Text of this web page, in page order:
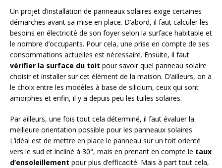
Un projet d’installation de panneaux solaires exige certaines
démarches avant sa mise en place. D’abord, il faut calculer les
besoins en électricité de son foyer selon la surface habitable et
le nombre d’occupants. Pour cela, une prise en compte de ses
consommations actuelles est nécessaire. Ensuite, il faut
vérifier la surface du toit pour savoir quel panneau solaire
choisir et installer sur cet élément de la maison. D’ailleurs, on a
le choix entre les modèles à base de silicium, ceux qui sont
amorphes et enfin, il y a depuis peu les tuiles solaires.
Par ailleurs, une fois tout cela déterminé, il faut évaluer la
meilleure orientation possible pour les panneaux solaires.
L’idéal est de mettre en place le panneau sur un toit orienté
vers le sud et incliné à 30°, mais en prenant en compte le taux
d’ensoleillement pour plus d’efficacité. Mais à part tout cela,